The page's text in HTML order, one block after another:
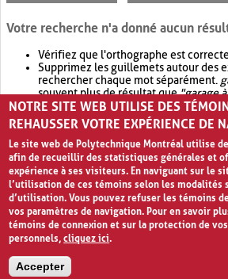
Votre recherche n'a donné aucun
Vérifiez que l'orthographe est
Supprimez les guillemets autour des
rechercher chaque mot séparément.
souvent plus de résultat que"garage
Envisagez d'élargir votre recherche
retournera souvent plus de résultat
NOTRE SITE WEB UTILISE DES
REHAUSSER VOTRE EXPÉRIENCE DE
Le site web de Polytechnique Montréal utilise
afin de recueillir des statistiques générales et
expérience à ses visiteurs. En naviguant sur le
l’utilisation de ces témoins selon les modalités
d’utilisation. Vous pouvez refuser les témoins
vos paramètres de navigation. Pour en savoir
témoins de connexion et sur la protection de
personnels,cliquez ici.
Accepter